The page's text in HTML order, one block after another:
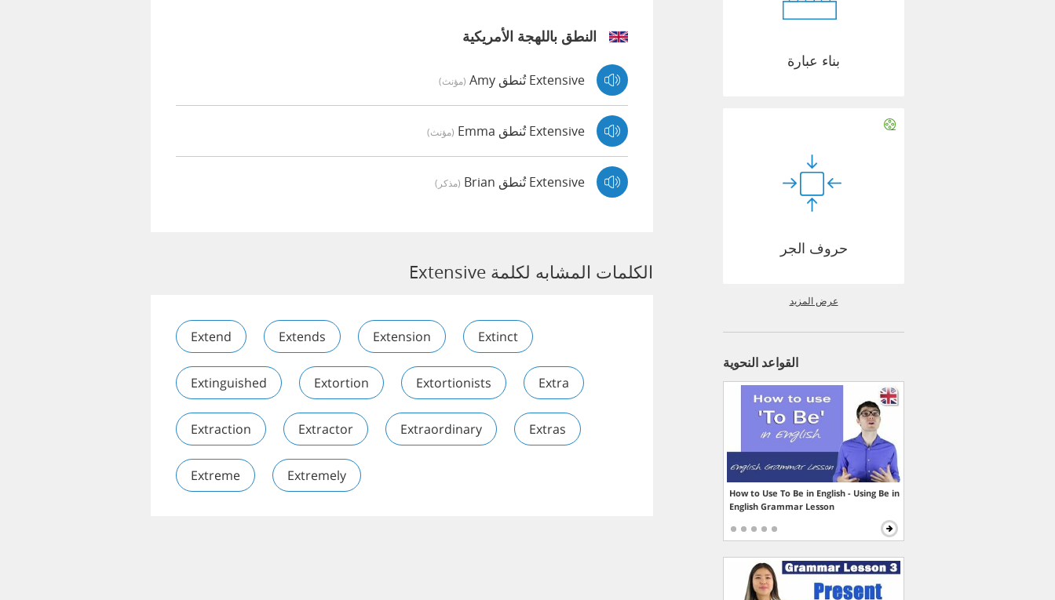
النطق باللهجة الأمريكية
Extensive تُنطق Amy (مؤنث)
Extensive تُنطق Emma (مؤنث)
Extensive تُنطق Brian (مذكر)
الكلمات المشابه لكلمة Extensive
Extend Extends Extension Extinct
Extinguished Extortion Extortionists Extra
Extraction Extractor Extraordinary Extras
Extreme Extremely
بناء عبارة
حروف الجر
عرض المزيد
القواعد النحوية
How to Use To Be in English - Using Be in
English Grammar Lesson